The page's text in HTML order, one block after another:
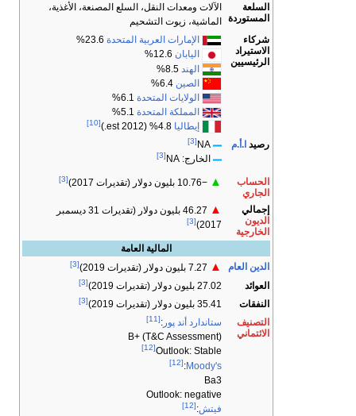
السلعة
المستوردة
الآلات ومعدات النقل، السلع المصنعة، الأغذية،
الماشية، زيوت التشحيم
شركاء
الاستيراد
الرئيسيين
الإمارات العربية المتحدة
اليابان
الهند
الصين
الولايات المتحدة
المملكة المتحدة
إيطاليا
[10]
رصيد ا.أ.م [3]
الخارج: NA [3]
الحساب
الجاري
▲ −10.76 بليون دولار (تقديرات 2017) [3]
إجمالي
الديون
الخارجية
▲
46.27 بليون دولار (تقديرات 31 ديسمبر
2017)
[3]
المالية العامة
الدين العام
▲
[3]
العوائد 27.02 بليون دولار (تقديرات 2019) [3]
النفقات 35.41 بليون دولار (تقديرات 2019) [3]
التصنيف
الائتماني
ستاندارد أند پور :
[11]
B+ (T&C Assessment)
Outlook: Stable
[12]
Moody's
:
[12]
Ba3
Outlook: negative
فيتش:
[12]